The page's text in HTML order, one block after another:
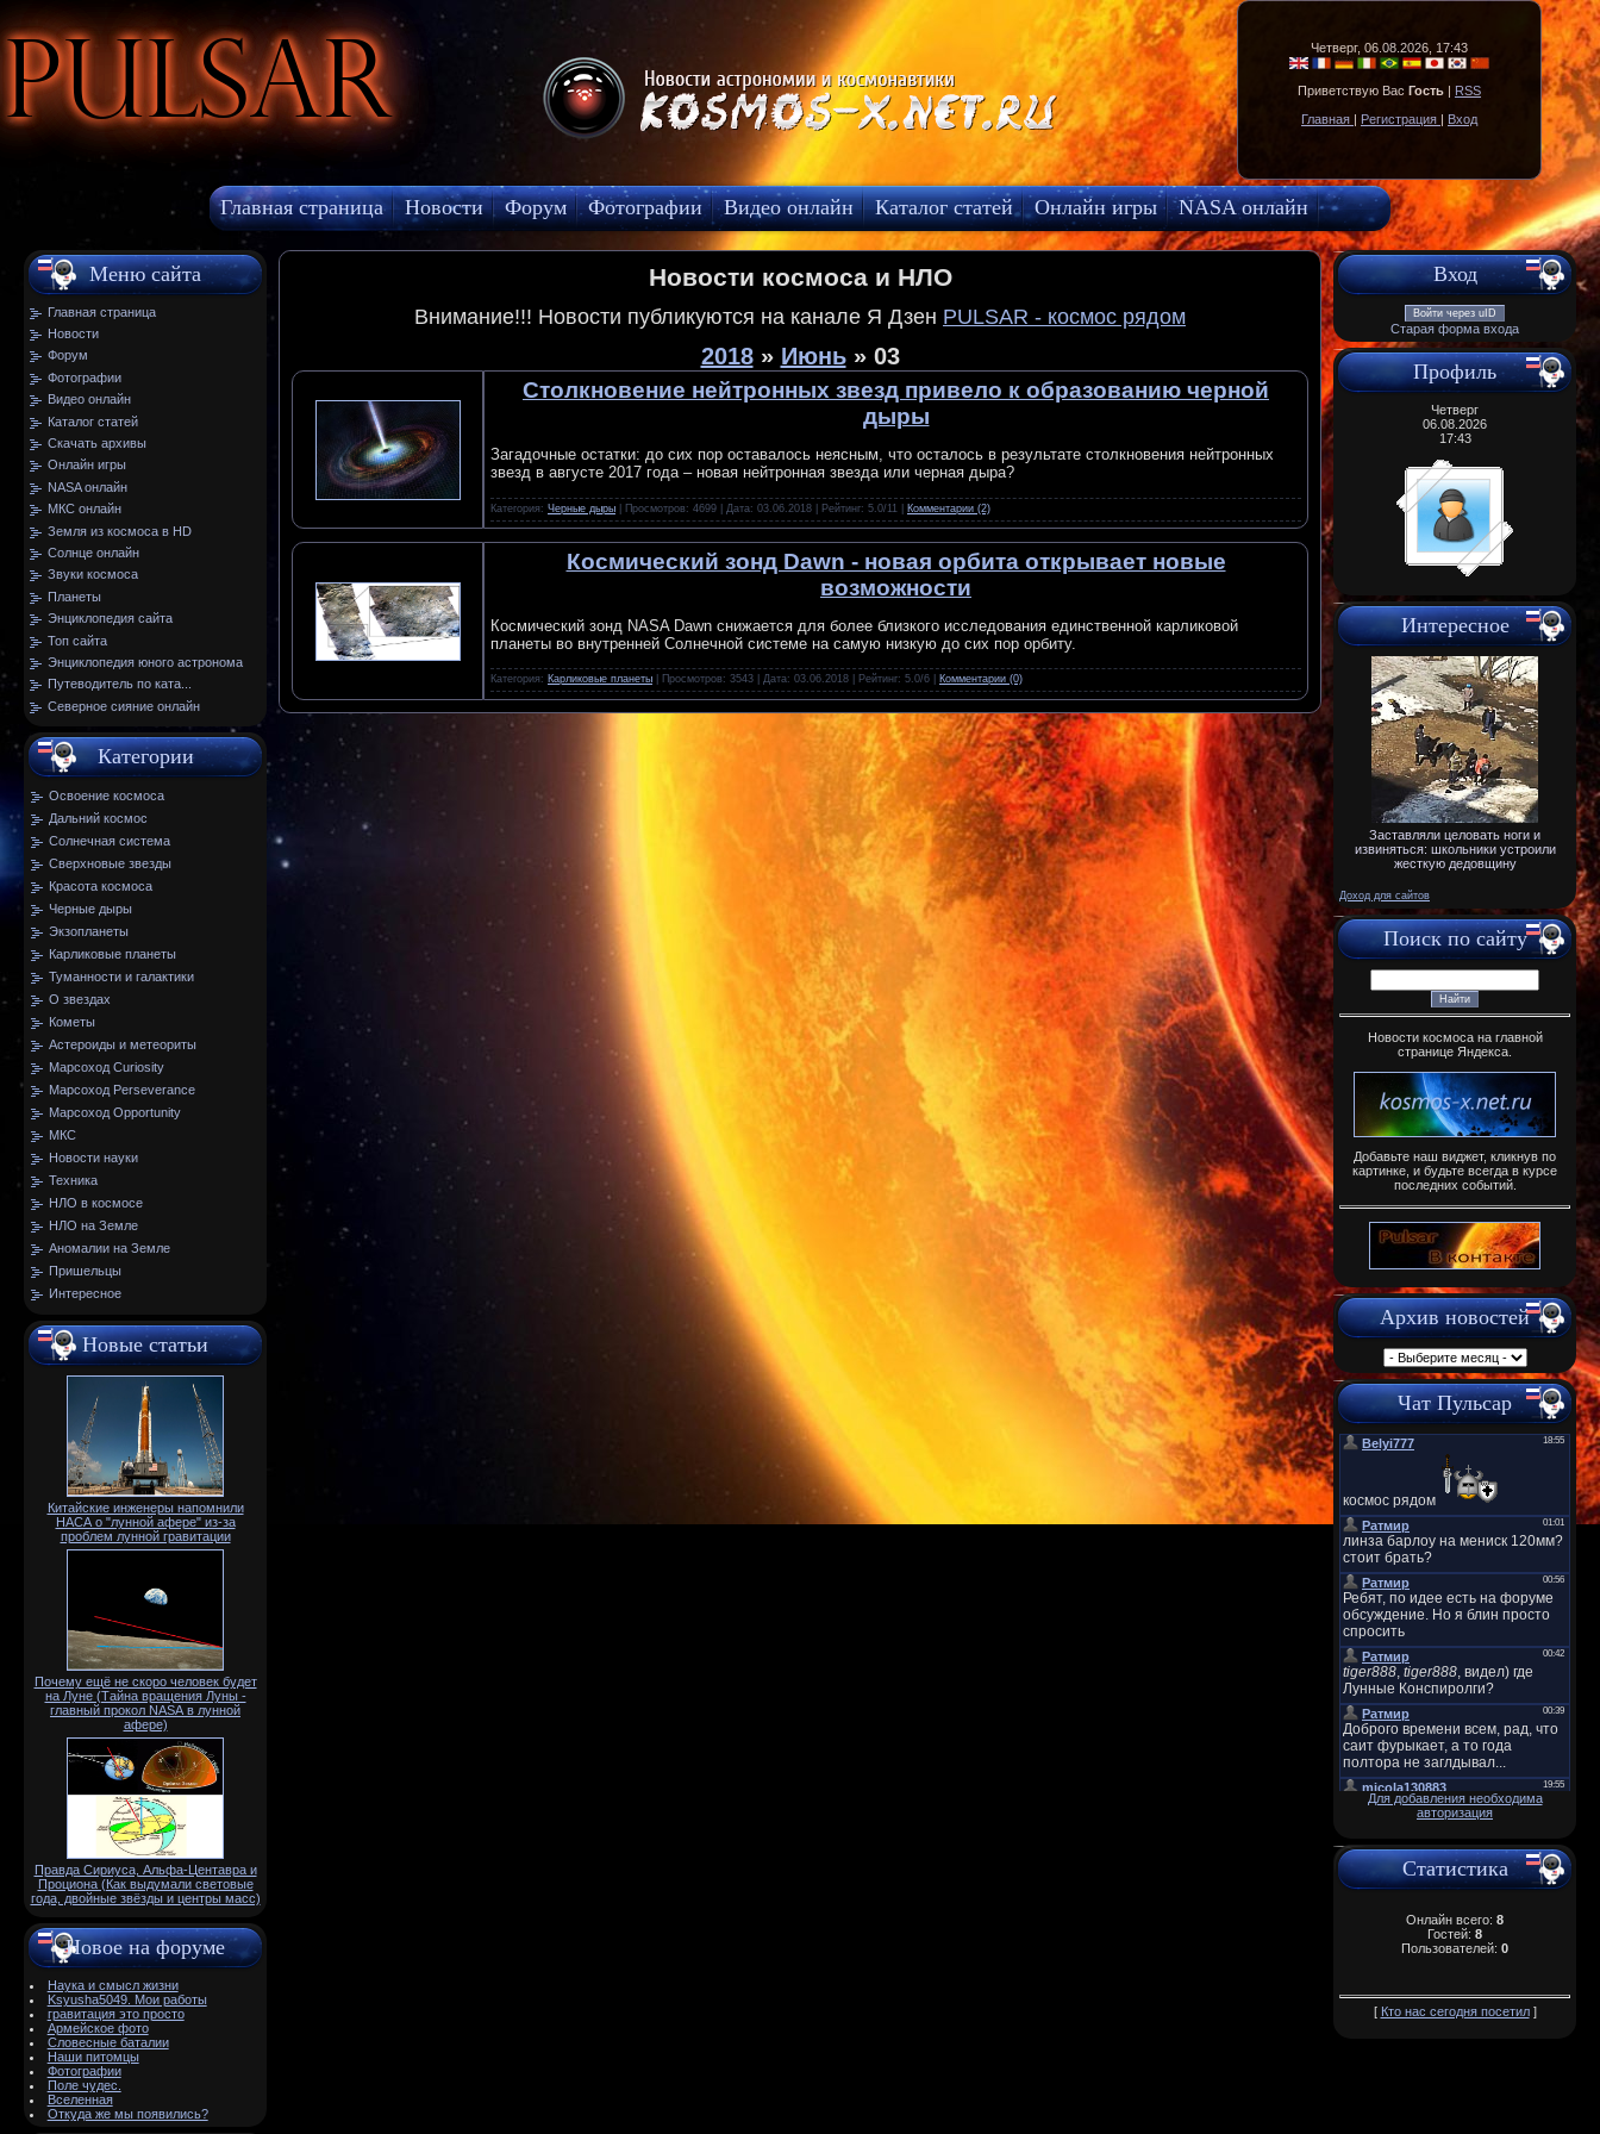
Pulsar Четверг, 06.08.2026, 17:43
Приветствую Вас Гость | RSS
Главная | Регистрация | Вход
Главная страница Новости Форум Фотографии Видео онлайн Каталог статей Онлайн игры
NASA онлайн
МКС онлайн
Меню сайта
Главная страница
Новости
Форум
Фотографии
Видео онлайн
Каталог статей
Скачать архивы
Онлайн игры
NASA онлайн
МКС онлайн
Земля из космоса в HD
Солнце онлайн
Звуки космоса
Планеты
Энциклопедия сайта
Топ сайта
Энциклопедия юного астронома
Путеводитель по ката...
Северное сияние онлайн
Категории
Освоение космоса
Дальний космос
Солнечная система
Сверхновые звезды
Красота космоса
Черные дыры
Экзопланеты
Карликовые планеты
Туманности и галактики
О звездах
Кометы
Астероиды и метеориты
Марсоход Curiosity
Марсоход Perseverance
Марсоход Opportunity
МКС
Новости науки
Техника
НЛО в космосе
НЛО на Земле
Аномалии на Земле
Пришельцы
Интересное
Новые статьи
Китайские инженеры напомнили
НАСА о "лунной афере" из-за
проблем лунной гравитации
Почему ещё не скоро человек будет
на Луне (Тайна вращения Луны -
главный прокол NАSА в лунной
афере)
Правда Сириуса, Альфа-Центавра и
Проциона (Как выдумали световые
года, двойные звёзды и центры масс)
Новое на форуме
Наука и смысл жизни
Ksyusha5049. Мои работы
гравитация это просто
Армейское фото
Словесные баталии
Наши питомцы
Фотографии
Поле чудес.
Вселенная
Откуда же мы появились?
Новости космоса и НЛО
Внимание!!! Новости публикуются на канале Я Дзен PULSAR - космос рядом
2018 » Июнь » 03
Столкновение нейтронных звезд привело к образованию черной
дыры
Загадочные остатки: до сих пор оставалось неясным, что осталось в результате столкновения нейтронных
звезд в августе 2017 года – новая нейтронная звезда или черная дыра?
Категория: Черные дыры | Просмотров: 4699 | Дата: 03.06.2018 | Рейтинг: 5.0/11 | Комментарии (2)
Космический зонд Dawn - новая орбита открывает новые
возможности
Космический зонд NASA Dawn снижается для более близкого исследования единственной карликовой
планеты во внутренней Солнечной системе на самую низкую до сих пор орбиту.
Категория: Карликовые планеты | Просмотров: 3543 | Дата: 03.06.2018 | Рейтинг: 5.0/6 | Комментарии (0)
Вход
Войти через uID
Старая форма входа
Профиль
Четверг
06.08.2026
17:43
Интересное
Заставляли целовать ноги и
извиняться: школьники устроили
жесткую дедовщину
Доход для сайтов
Поиск по сайту
Новости космоса на главной
странице Яндекса.
Добавьте наш виджет, кликнув по
картинке, и будьте всегда в курсе
последних событий.
Архив новостей
Чат Пульсар
Для добавления необходима
авторизация
Статистика
Онлайн всего: 8
Гостей: 8
Пользователей: 0
[ Кто нас сегодня посетил]